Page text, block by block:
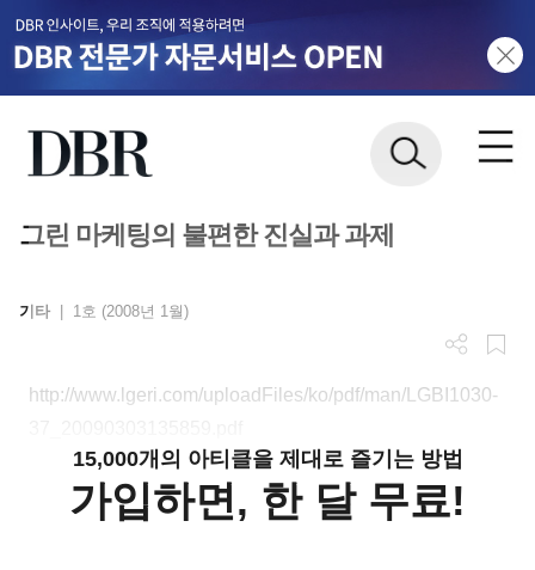
그린 마케팅의 불편한 진실과 과제
기타 1호 (2008년 1월)
http://www.lgeri.com/uploadFiles/ko/pdf/man/LGBI1030-
15,000개의 아티클을 제대로 즐기는 방법
가입하면, 한 달 무료!